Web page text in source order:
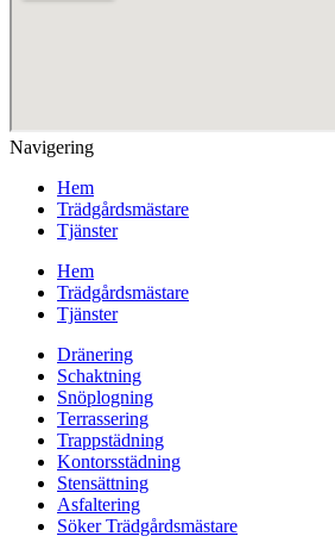
Navigering
Hem
Trädgårdsmästare
Tjänster
Hem
Trädgårdsmästare
Tjänster
Dränering
Schaktning
Snöplogning
Terrassering
Trappstädning
Kontorsstädning
Stensättning
Asfaltering
Söker Trädgårdsmästare